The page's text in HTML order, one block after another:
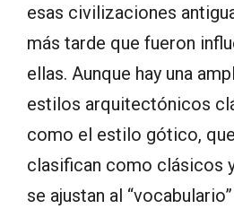
esas civilizaciones
más tarde que fueron
ellas. Aunque hay una
estilos arquitectónicos
como el estilo gótico,
clasifican como clásicos
se ajustan al